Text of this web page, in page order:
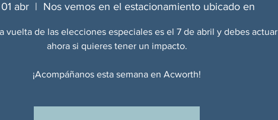
abr
  |
Nos vemos en el estacionamiento ubicado en
vuelta de las elecciones especiales es el 7 de abril y debes actuar
ahora si quieres tener un impacto.
¡Acompáñanos esta semana en Acworth!